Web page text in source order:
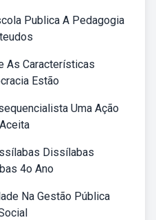
Publica A Pedagogia
As Características
Estão
Uma Ação
Dissílabas
4o Ano
Na Gestão Pública